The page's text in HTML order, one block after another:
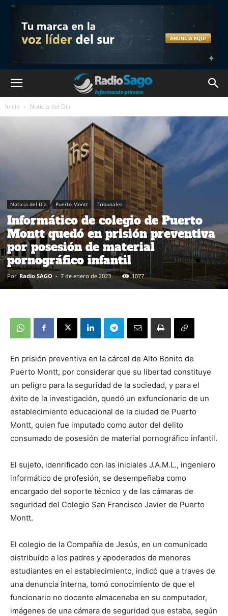
Inicio Noticia del Día
Noticia del Día Puerto Montt Tribunales
Informático de colegio de Puerto
Montt quedó en prisión preventiva
por posesión de material
pornográfico infantil
Por Radio SAGO - 7 de enero de 2023 1077
En prisión preventiva en la cárcel de Alto Bonito de
Puerto Montt, por considerar que su libertad constituye
un peligro para la seguridad de la sociedad, y para el
éxito de la investigación, quedó un exfuncionario de un
establecimiento educacional de la ciudad de Puerto
Montt, quien fue imputado como autor del delito
consumado de posesión de material pornográfico infantil.
El sujeto, idenrificado con las iniciales J.A.M.L., ingeniero
informático de profesión, se desempeñaba como
encargado del soporte técnico y de las cámaras de
seguridad del Colegio San Francisco Javier de Puerto
Montt.
El colegio de la Compañía de Jesús, en un comunicado
distribuído a los padres y apoderados de menores
estudiantes en el establecimiento, indicó que a traves de
una denuncia interna, tomó conocimiento de que el
funcionario no docente almacenaba en su computador,
imágenes de una cámara de seguridad que estaba, según